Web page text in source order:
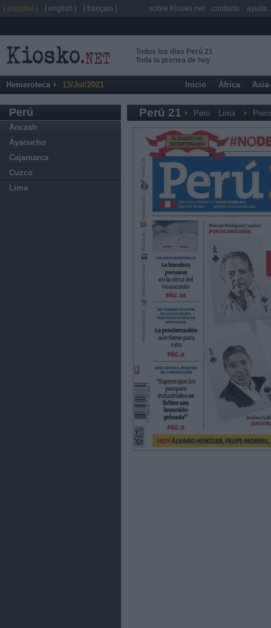
Todos los días Perú 21
Toda la prensa de hoy
Hemeroteca 13/Jul/2021 Inicio África
Perú
Ancash
Ayacucho
Cajamarca
Cuzco
Lima
Perú 21 Perú Lima
[ español ] [ english ] [ français ] sobre Kiosko.net contacto ayuda